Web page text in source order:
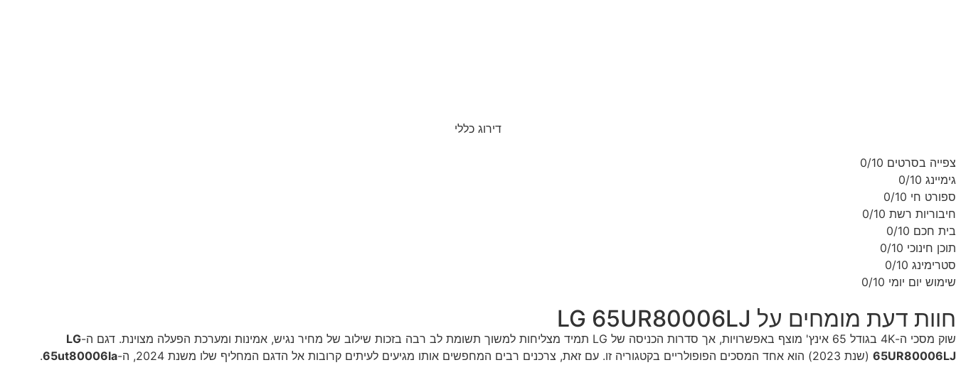
דירוג כללי
צפייה בסרטים 0/10
גימיינג 0/10
ספורט חי 0/10
חיבוריות רשת 0/10
בית חכם 0/10
תוכן חינוכי 0/10
סטרימינג 0/10
שימוש יום יומי 0/10
חוות דעת מומחים על LG 65UR80006LJ
שוק מסכי ה-4K בגודל 65 אינץ' מוצף באפשרויות, אך סדרות הכניסה של LG תמיד מצליחות למשוך תשומת לב רבה בזכות שילוב של מחיר נגיש, אמינות ומערכת הפעלה מצוינת. דגם ה-
LG
65UR80006LJ (שנת 2023) הוא אחד המסכים הפופולריים בקטגוריה זו. עם זאת, צרכנים רבים המחפשים אותו מגיעים לעיתים קרובות אל הדגם המחליף שלו משנת 2024, ה- 65ut80006la
.